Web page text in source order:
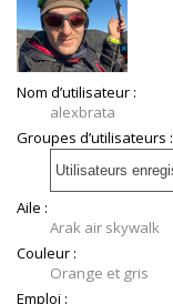
Nom d’utilisateur :
alexbrata
Groupes d’utilisateurs :
Aile :
Arak air skywalk
Couleur :
Orange et gris
Emploi :